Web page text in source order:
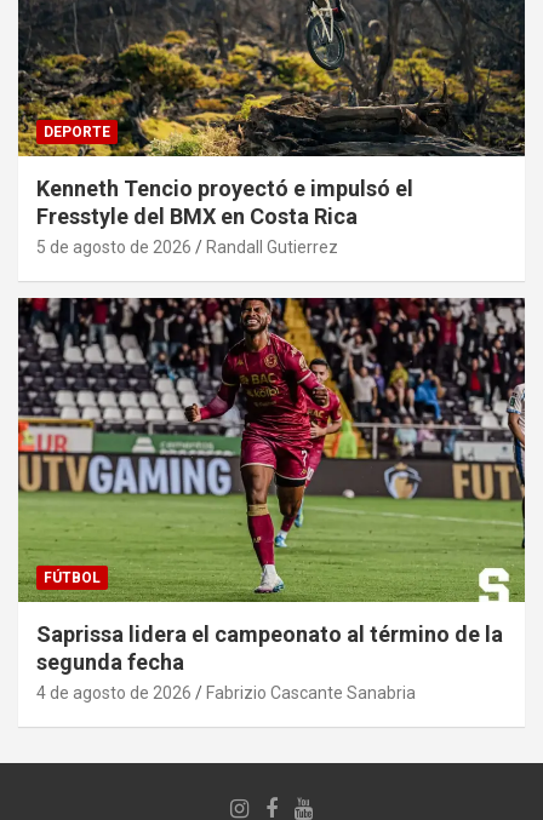
DEPORTE
Kenneth Tencio proyectó e impulsó el
Fresstyle del BMX en Costa Rica
5 de agosto de 2026 Randall Gutierrez
FÚTBOL
Saprissa lidera el campeonato al término de la
segunda fecha
4 de agosto de 2026 Fabrizio Cascante Sanabria